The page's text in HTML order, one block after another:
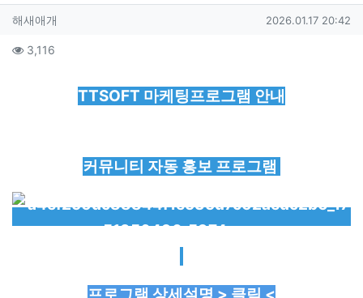
작성자 정보
해새애개 작성일
2026.01.17 20:42
컨텐츠 정보
3,116
TTSOFT 마케팅프로그램 안내
커뮤니티 자동 홍보 프로그램
프로그램 상세설명 > 클릭 <